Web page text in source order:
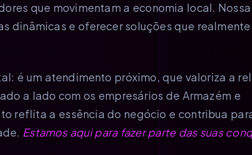
que movimentam a economia local.
dinâmicas e oferecer soluções que realmente
é um atendimento próximo, que valoriza a
a lado com os empresários de Armazém e
reflita a essência do negócio e contribua
Estamos aqui para fazer parte das suas